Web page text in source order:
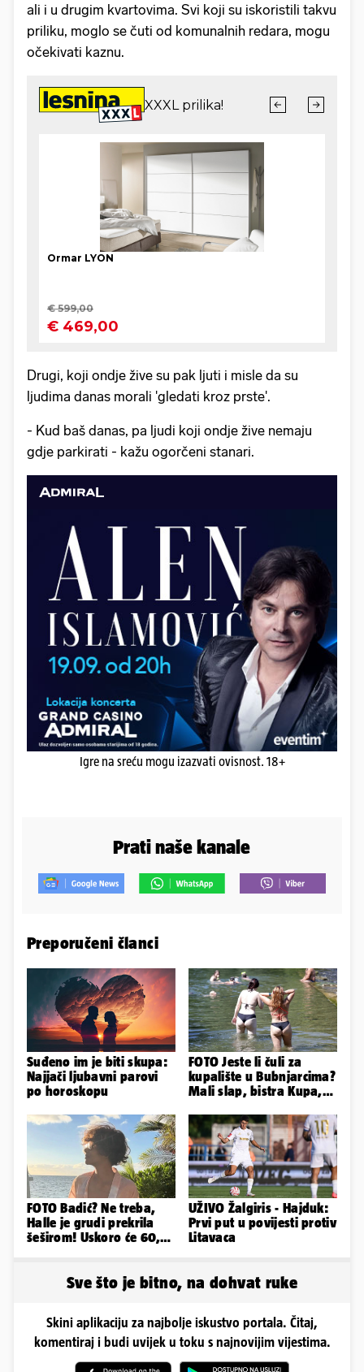
ali i u drugim kvartovima. Svi koji su iskoristili takvu
priliku, moglo se čuti od komunalnih redara, mogu
očekivati kaznu.
Drugi, koji ondje žive su pak ljuti i misle da su
ljudima danas morali 'gledati kroz prste'.
- Kud baš danas, pa ljudi koji ondje žive nemaju
gdje parkirati - kažu ogorčeni stanari.
Igre na sreću mogu izazvati ovisnost. 18+
Prati naše kanale
Preporučeni članci
Suđeno im je biti skupa:
Najjači ljubavni parovi
po horoskopu
FOTO Jeste li čuli za
kupalište u Bubnjarcima?
Mali slap, bistra Kupa,
idila!
FOTO Badić? Ne treba,
Halle je grudi prekrila
šeširom! Uskoro će 60,
UŽIVO Žalgiris - Hajduk:
Prvi put u povijesti protiv
Litavaca
Sve što je bitno, na dohvat ruke
Skini aplikaciju za najbolje iskustvo portala. Čitaj,
komentiraj i budi uvijek u toku s najnovijim vijestima.